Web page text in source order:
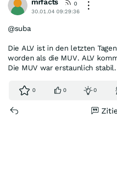
mrfacts
0
30.01.04 09:29:36
@suba
Die ALV ist in den letzten
worden als die MUV. ALV
Die MUV war erstaunlich
0 0 0